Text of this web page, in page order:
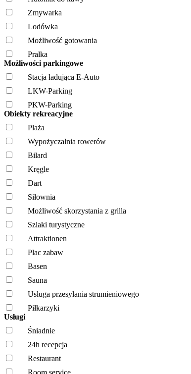
Zmywarka
Lodówka
Możliwość gotowania
Pralka
Możliwości parkingowe
Stacja ładująca E-Auto
LKW-Parking
PKW-Parking
Obiekty rekreacyjne
Plaża
Wypożyczalnia rowerów
Bilard
Kręgle
Dart
Siłownia
Możliwość skorzystania z grilla
Szlaki turystyczne
Attraktionen
Plac zabaw
Basen
Sauna
Usługa przesyłania strumieniowego
Piłkarzyki
Usługi
Śniadnie
24h recepcja
Restaurant
Room service